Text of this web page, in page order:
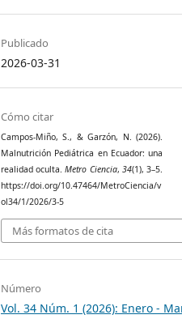
Publicado
2026-03-31
Cómo citar
Campos-Miño, S., & Garzón, N. (2026).
Malnutrición Pediátrica en Ecuador: una
realidad oculta.Metro Ciencia, 34(1), 3–5.
https://doi.org/10.47464/MetroCiencia/v
ol34/1/2026/3-5
Más formatos de cita
Número
Vol. 34 Núm. 1 (2026): Enero -